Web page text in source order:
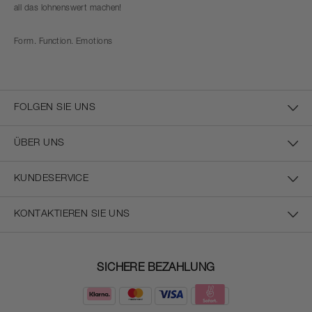
all das lohnenswert machen!
Form. Function. Emotions
FOLGEN SIE UNS
ÜBER UNS
KUNDESERVICE
KONTAKTIEREN SIE UNS
SICHERE BEZAHLUNG